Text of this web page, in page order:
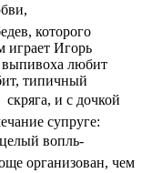
которого
играет Игорь
любит
типичный
и с дочкой
супруге:
вопль-
организован, чем